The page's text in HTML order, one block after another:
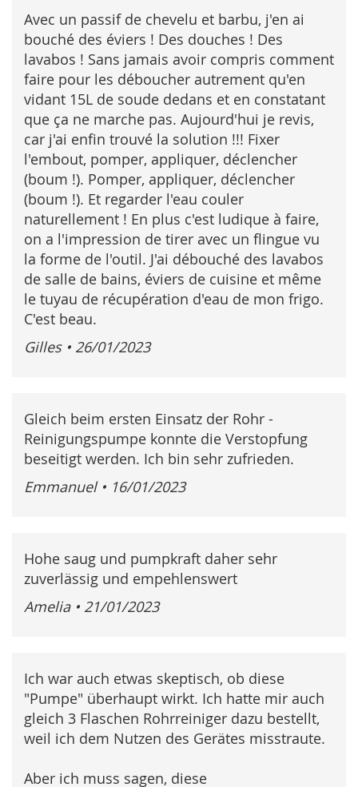
100%
Avec un passif de chevelu et barbu, j'en ai
bouché des éviers ! Des douches ! Des
lavabos ! Sans jamais avoir compris comment
faire pour les déboucher autrement qu'en
vidant 15L de soude dedans et en constatant
que ça ne marche pas. Aujourd'hui je revis,
car j'ai enfin trouvé la solution !!! Fixer
l'embout, pomper, appliquer, déclencher
(boum !). Pomper, appliquer, déclencher
(boum !). Et regarder l'eau couler
naturellement ! En plus c'est ludique à faire,
on a l'impression de tirer avec un flingue vu
la forme de l'outil. J'ai débouché des lavabos
de salle de bains, éviers de cuisine et même
le tuyau de récupération d'eau de mon frigo.
C'est beau.
Gilles • 26/01/2023
Gleich beim ersten Einsatz der Rohr -
Reinigungspumpe konnte die Verstopfung
beseitigt werden. Ich bin sehr zufrieden.
Emmanuel • 16/01/2023
Hohe saug und pumpkraft daher sehr
zuverlässig und empehlenswert
Amelia • 21/01/2023
Ich war auch etwas skeptisch, ob diese
"Pumpe" überhaupt wirkt. Ich hatte mir auch
gleich 3 Flaschen Rohrreiniger dazu bestellt,
weil ich dem Nutzen des Gerätes misstraute.
Aber ich muss sagen, diese